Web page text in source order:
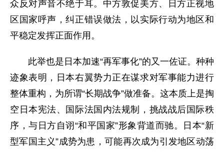
众反对声音不绝于耳。中方敦促美方、日方正视地
区国家呼声，纠正错误做法，以实际行动为地区和
平稳定发挥正面作用。
此举也是日本加速“再军事化”的又一佐证。种种
迹象表明，日本右翼势力正在谋求对军事能力进行
整体重构，为所谓“长期战争”做准备。这本质上是掏
空日本宪法、国际法国内法规制，挑战战后国际秩
序，与日方自诩“和平国家”形象背道而驰。日本“新
型军国主义”成势为患，可能再次成为引发地区动荡